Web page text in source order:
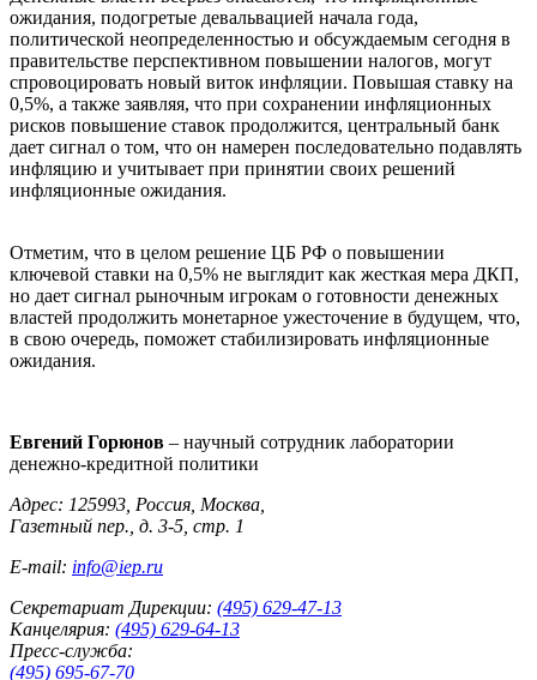
ожидания, подогретые девальвацией начала года,
политической неопределенностью и обсуждаемым сегодня в
правительстве перспективном повышении налогов, могут
спровоцировать новый виток инфляции. Повышая ставку на
0,5%, а также заявляя, что при сохранении инфляционных
рисков повышение ставок продолжится, центральный банк
дает сигнал о том, что он намерен последовательно подавлять
инфляцию и учитывает при принятии своих решений
инфляционные ожидания.
Отметим, что в целом решение ЦБ РФ о повышении
ключевой ставки на 0,5% не выглядит как жесткая мера ДКП,
но дает сигнал рыночным игрокам о готовности денежных
властей продолжить монетарное ужесточение в будущем, что,
в свою очередь, поможет стабилизировать инфляционные
ожидания.
Евгений Горюнов – научный сотрудник лаборатории
денежно-кредитной политики
Адрес: 125993, Россия, Москва,
Газетный пер., д. 3-5, стр. 1
E-mail: info@iep.ru
Секретариат Дирекции: (495) 629-47-13
Канцелярия: (495) 629-64-13
Пресс-служба:
(495) 695-67-70